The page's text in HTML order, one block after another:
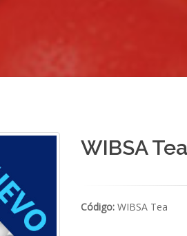
WIBSA
Código:WIBSA Tea